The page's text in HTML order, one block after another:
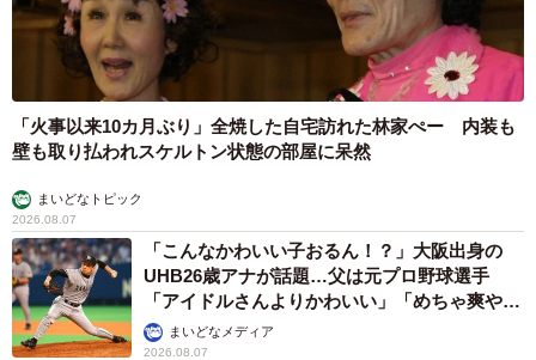
「火事以来10カ月ぶり」全焼した自宅訪れた林家ぺー 内装も
壁も取り払われスケルトン状態の部屋に呆然
まいどなトピック
2026.08.07
「こんなかわいい子おるん！？」大阪出身の
UHB26歳アナが話題…父は元プロ野球選手
「アイドルさんよりかわいい」「めちゃ爽や
か」まいどなメディア
2026.08.07